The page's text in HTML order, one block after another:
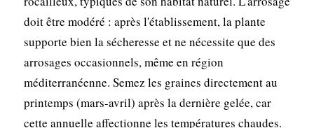
doit être modéré : après l'établissement, la plante
supporte bien la sécheresse et ne nécessite que des
arrosages occasionnels, même en région
méditerranéenne. Semez les graines directement au
printemps (mars-avril) après la dernière gelée, car
cette annuelle affectionne les températures chaudes.